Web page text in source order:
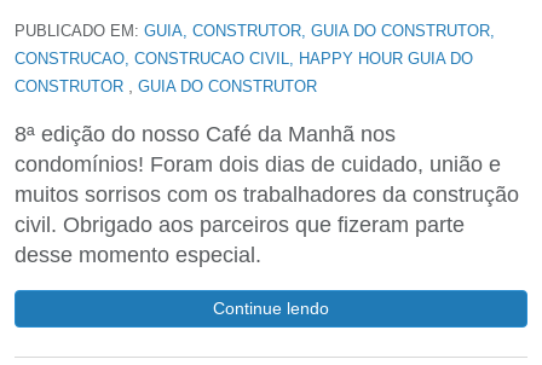
PUBLICADO EM: GUIA, CONSTRUTOR, GUIA DO CONSTRUTOR,
CONSTRUCAO, CONSTRUCAO CIVIL, HAPPY HOUR GUIA DO
CONSTRUTOR
GUIA DO CONSTRUTOR
8ª edição do nosso Café da Manhã nos
condomínios! Foram dois dias de cuidado, união e
muitos sorrisos com os trabalhadores da construção
civil. Obrigado aos parceiros que fizeram parte
desse momento especial.
Continue lendo